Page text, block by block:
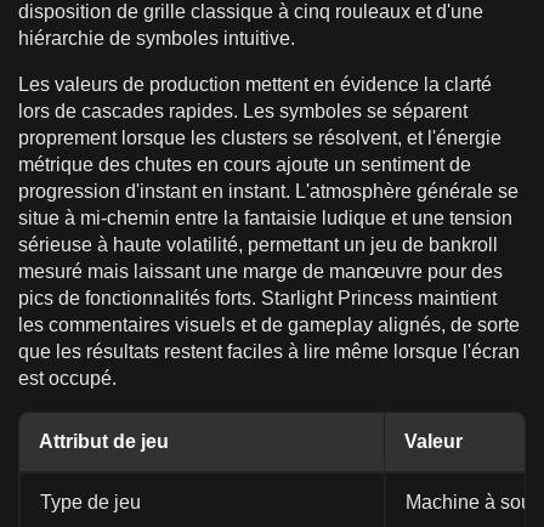
disposition de grille classique à cinq rouleaux et d'une
hiérarchie de symboles intuitive.
Les valeurs de production mettent en évidence la clarté
lors de cascades rapides. Les symboles se séparent
proprement lorsque les clusters se résolvent, et l'énergie
métrique des chutes en cours ajoute un sentiment de
progression d'instant en instant. L'atmosphère générale se
situe à mi-chemin entre la fantaisie ludique et une tension
sérieuse à haute volatilité, permettant un jeu de bankroll
mesuré mais laissant une marge de manœuvre pour des
pics de fonctionnalités forts. Starlight Princess maintient
les commentaires visuels et de gameplay alignés, de sorte
que les résultats restent faciles à lire même lorsque l'écran
est occupé.
Attribut de jeu Valeur
Type de jeu Machine à